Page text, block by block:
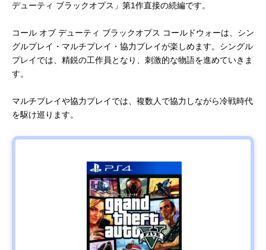
デューティ ブラックオプス」第1作直接の続編です。
コール オブ デューティ ブラックオプス コールドウォーは、シン
グルプレイ・マルチプレイ・協力プレイが楽しめます。シングル
プレイでは、精鋭の工作員となり、刺激的な物語を進めていきま
す。
マルチプレイや協力プレイでは、複数人で協力しながら冷戦時代
を駆け巡ります。